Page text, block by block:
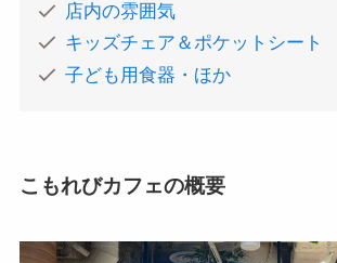
店内の雰囲気
キッズチェア＆ポケットシート
子ども用食器・ほか
こもれびカフェの概要